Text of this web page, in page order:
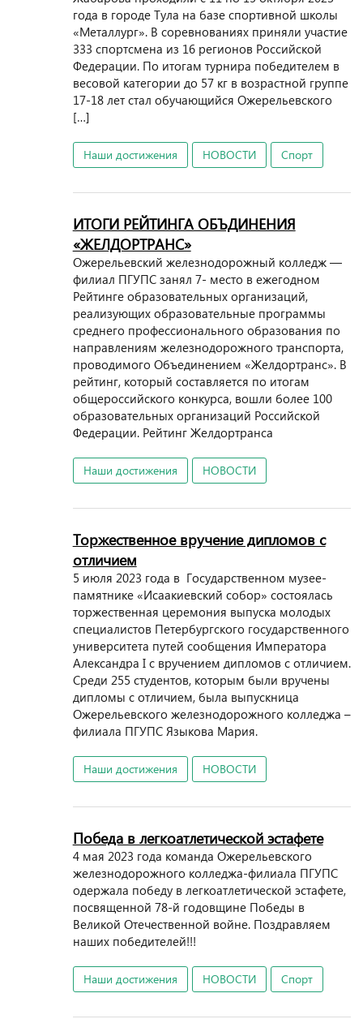
года в городе Тула на базе спортивной школы
«Металлург». В соревнованиях приняли участие
333 спортсмена из 16 регионов Российской
Федерации. По итогам турнира победителем в
весовой категории до 57 кг в возрастной группе
17-18 лет стал обучающийся Ожерельевского
[…]
Наши достижения НОВОСТИ Спорт
ИТОГИ РЕЙТИНГА ОБЪДИНЕНИЯ
«ЖЕЛДОРТРАНС»
Ожерельевский железнодорожный колледж —
филиал ПГУПС занял 7- место в ежегодном
Рейтинге образовательных организаций,
реализующих образовательные программы
среднего профессионального образования по
направлениям железнодорожного транспорта,
проводимого Объединением «Желдортранс». В
рейтинг, который составляется по итогам
общероссийского конкурса, вошли более 100
образовательных организаций Российской
Федерации. Рейтинг Желдортранса
Наши достижения НОВОСТИ
Торжественное вручение дипломов с
отличием
5 июля 2023 года в Государственном музее-
памятнике «Исаакиевский собор» состоялась
торжественная церемония выпуска молодых
специалистов Петербургского государственного
университета путей сообщения Императора
Александра I с вручением дипломов с отличием.
Среди 255 студентов, которым были вручены
дипломы с отличием, была выпускница
Ожерельевского железнодорожного колледжа –
филиала ПГУПС Языкова Мария.
Наши достижения НОВОСТИ
Победа в легкоатлетической эстафете
4 мая 2023 года команда Ожерельевского
железнодорожного колледжа-филиала ПГУПС
одержала победу в легкоатлетической эстафете,
посвященной 78-й годовщине Победы в
Великой Отечественной войне. Поздравляем
наших победителей!!!
Наши достижения НОВОСТИ Спорт